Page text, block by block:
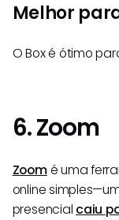
Melhor
O Box é ótimo
6. Zoom
Zoomé uma
online
presencial caiu